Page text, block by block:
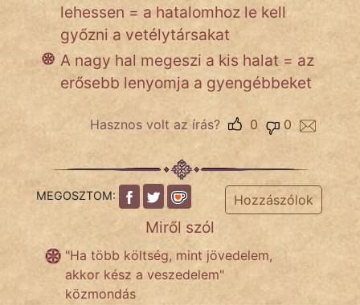
IRODALOM
KÖZMONDÁS
PSZICHO
FILM
ÉLETMÓD
lehessen = a hatalomhoz le kell
győzni a vetélytársakat
A nagy hal megeszi a kis halat = az
erősebb lenyomja a gyengébbeket
Hasznos volt az írás? 0
0
MEGOSZTOM: Hozzászólok
Miről szól
"Ha több költség, mint jövedelem,
akkor kész a veszedelem"
közmondás